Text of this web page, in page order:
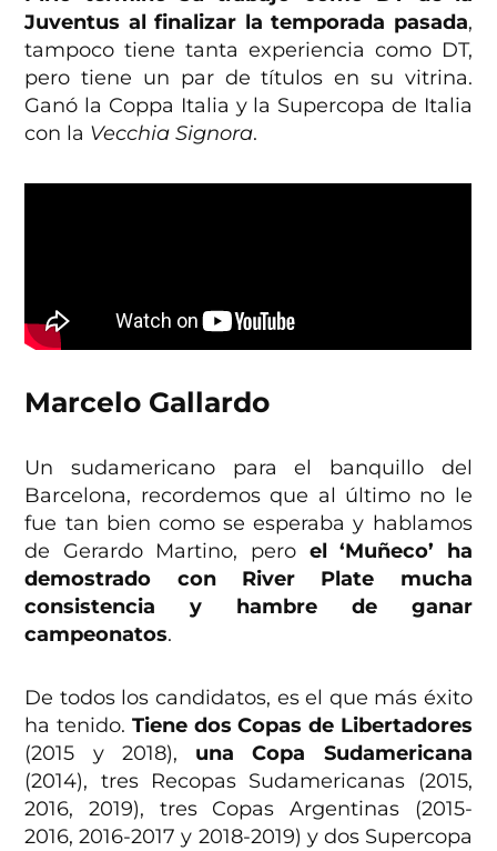
Juventus al finalizar la temporada pasada,
tampoco tiene tanta experiencia como DT,
pero tiene un par de títulos en su vitrina.
Ganó la Coppa Italia y la Supercopa de Italia
con la Vecchia Signora.
Marcelo Gallardo
Un sudamericano para el banquillo del
Barcelona, recordemos que al último no le
fue tan bien como se esperaba y hablamos
de Gerardo Martino, pero el ‘Muñeco’ ha
demostrado con River Plate mucha
consistencia y hambre de ganar
campeonatos.
De todos los candidatos, es el que más éxito
ha tenido. Tiene dos Copas de Libertadores
(2015 y 2018), una Copa Sudamericana
(2014), tres Recopas Sudamericanas (2015,
2016, 2019), tres Copas Argentinas (2015-
2016, 2016-2017 y 2018-2019) y dos Supercopa